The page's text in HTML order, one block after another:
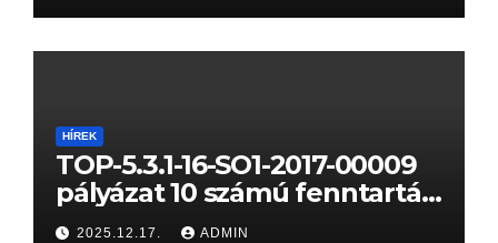
HÍREK
TOP-5.3.1-16-SO1-2017-00009
pályázat 10 számú fenntartási
jelentése
2025.12.17. ADMIN